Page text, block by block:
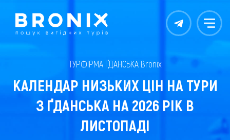
Контакты Меню
ТУРФІРМА ҐДАНСЬКА Bronix
КАЛЕНДАР НИЗЬКИХ ЦІН НА ТУРИ
З ҐДАНСЬКА НА 2026 РІК В
ЛИСТОПАДІ